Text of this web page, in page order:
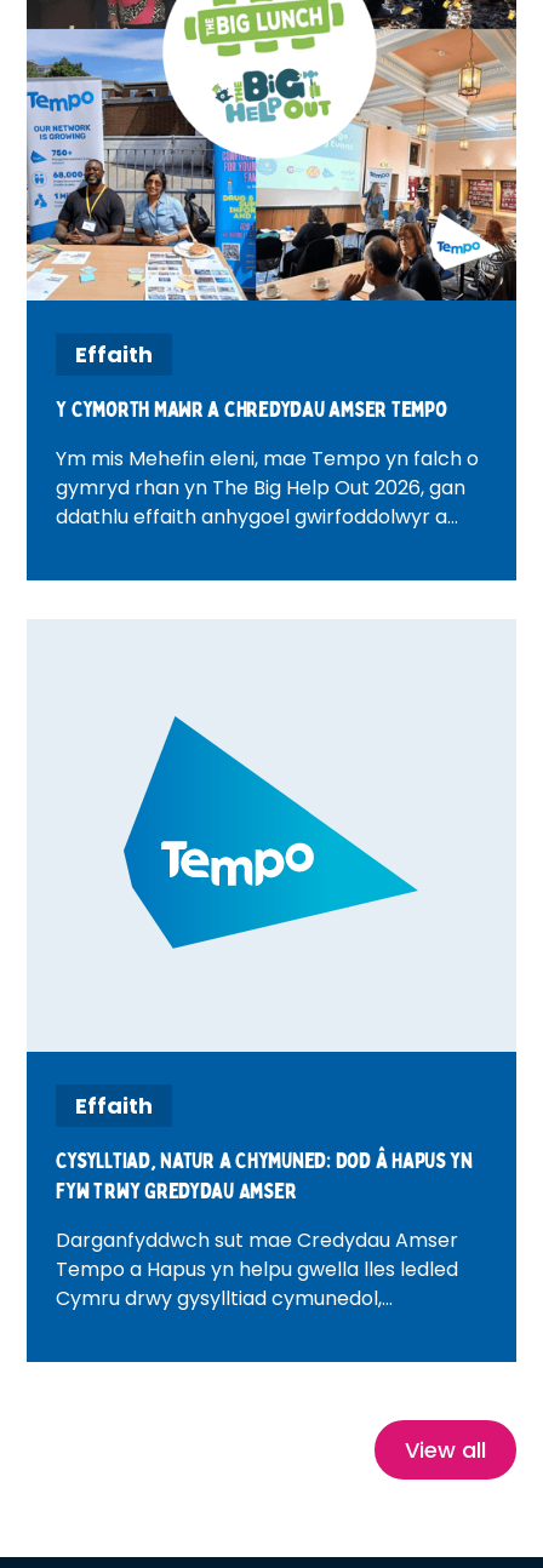
Effaith
Y Cymorth Mawr a chredydau amser Tempo
Ym mis Mehefin eleni, mae Tempo yn falch o
gymryd rhan yn The Big Help Out 2026, gan
ddathlu effaith anhygoel gwirfoddolwyr a
a gweithgareddau lles i deithiau cerdded
gwirfoddoli drwy Gredydau Amser.
Darganfyddwch beth sy'n digwydd yn eich
ardal chi a sut y gallwch chi gymryd rhan.
Effaith
Cysylltiad, Natur a Chymuned: Dod â Hapus yn
Fyw Trwy Gredydau Amser
Darganfyddwch sut mae Credydau Amser
Tempo a Hapus yn helpu gwella lles ledled
Cymru drwy gysylltiad cymunedol,
Gyda straeon bywyd go iawn ysbrydoledig,
Credydau Amser yn lleihau unigedd, yn
meithrin hyder ac yn creu cymunedauView all